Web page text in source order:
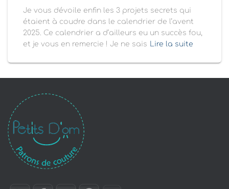
Je vous dévoile enfin les 3 projets secrets qui
étaient à coudre dans le calendrier de l’avent
2025. Ce calendrier a d’ailleurs eu un succès fou,
et je vous en remercie ! Je ne sais Lire la suite